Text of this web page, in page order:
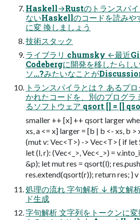
Haskell→Rustのトランスパイ
ないHaskellのコードを読みや
に変 換しましょう
技術スタック
ライブラリ chumsky ←最近
Codebergに開発を移したらし
ソ...?みたいなことが
トランスパイラとは？ あるプ
かれたコードを、別のプログラ
るソフトウェア qsort [] = []
smaller ++ [x] ++ qsort larger
xs, a <= x] larger = [b | b <- xs, b
(mut v: Vec<T>) -> Vec<T> { if let
let (l, r): (Vec<_>, Vec<_>) =
&p); let mut res = qsort(l);
res.extend(qsort(r)); return res; }
処理の流れ 字句解析 ↓ 構文解
ド生成
字句解析 文字列をトークンに